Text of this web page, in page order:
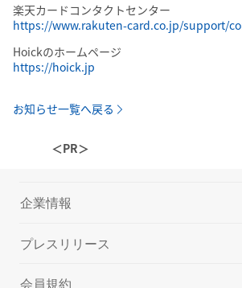
楽天カードコンタクトセンター
https://www.rakuten-card.co.jp/support/
Hoickのホームページ
https://hoick.jp
お知らせ一覧へ戻る
＜PR＞
企業情報
プレスリリース
会員規約